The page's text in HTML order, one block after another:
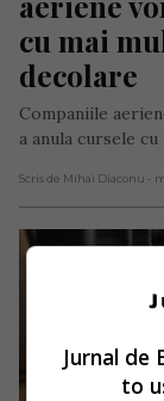
cu mai
decolare
Companiile
a anula cursele
Scris de Mihai Diaconu -
Jurnal de
to